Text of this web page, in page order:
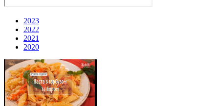
2023
2022
2021
2020